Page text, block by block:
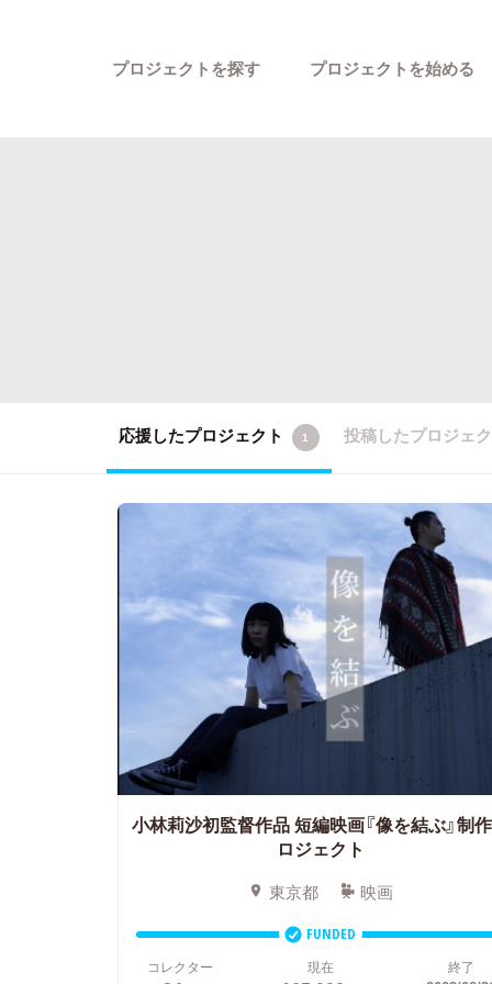
プロジェクトを探す プロジェクトを始める
応援したプロジェクト 1 投稿したプロジェ
小林莉沙初監督作品短編映画『像を結ぶ』制
ロジェクト
東京都 映画
FUNDED
コレクター
現在 終了